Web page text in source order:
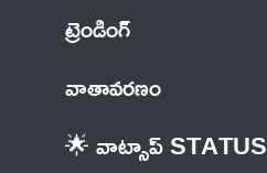
ట్రెండింగ్
వాతావరణం
🌟 వాట్సాప్ STATUS